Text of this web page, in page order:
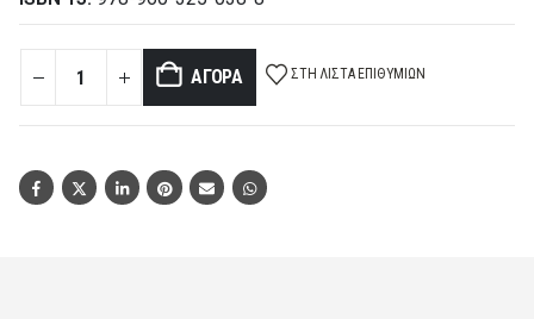
ΑΓΟΡΆ ΣΤΗ ΛΊΣΤΑ ΕΠΙΘΥΜΙΏΝ